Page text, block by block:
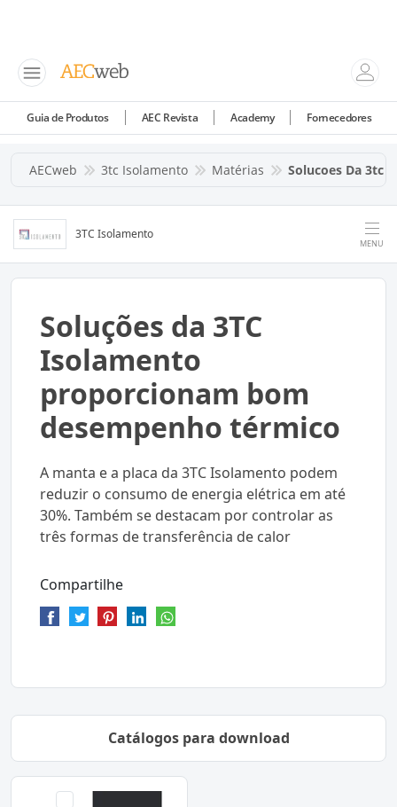
Guia de Produtos AEC Revista Academy Fornecedores
AECweb 3tc Isolamento Matérias Solucoes Da 3tc
3TC Isolamento
MENU
Soluções da 3TC
Isolamento
proporcionam bom
desempenho térmico
A manta e a placa da 3TC Isolamento podem
reduzir o consumo de energia elétrica em até
30%. Também se destacam por controlar as
três formas de transferência de calor
Compartilhe
Catálogos para download